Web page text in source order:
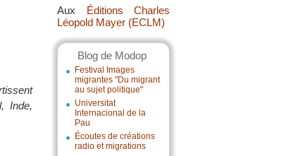
Aux Éditions Charles
Léopold Mayer (ECLM)
Blog de Modop
Festival Images
migrantes "Du migrant
au sujet politique"
Universitat
Internacional de la
Pau
Écoutes de créations
radio et migrations
Inde,